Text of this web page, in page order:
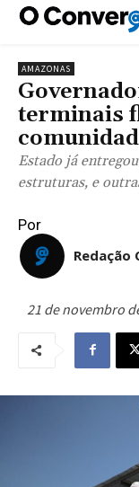
AMAZONAS
terminais
Estado já
estruturas, e
Por
Redação
21 de novembro